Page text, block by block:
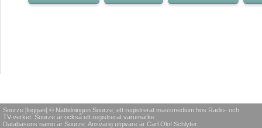
Sourze [loggan] © Nättidningen Sourze, ett registrerat massmedium hos Radio- och
TV-verket. Sourze är också ett registrerat varumärke.
Databasens namn är Sourze. Ansvarig utgivare är Carl Olof Schlyter.